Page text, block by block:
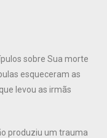
sobre Sua morte
esqueceram as
levou as irmãs
produziu um trauma